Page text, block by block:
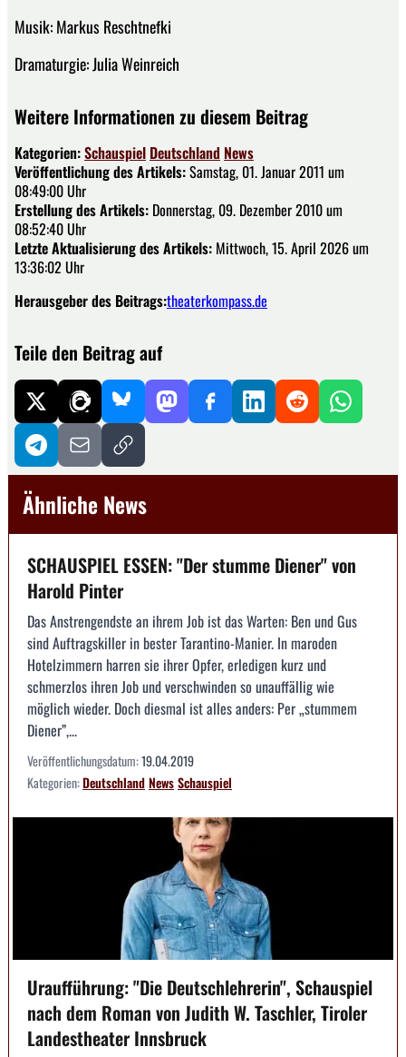
Musik: Markus Reschtnefki
Dramaturgie: Julia Weinreich
Weitere Informationen zu diesem Beitrag
Kategorien:Schauspiel Deutschland News
Veröffentlichung des Artikels:Samstag, 01. Januar 2011 um
08:49:00 Uhr
Erstellung des Artikels: Donnerstag, 09. Dezember 2010 um
08:52:40 Uhr
Letzte Aktualisierung des Artikels: Mittwoch, 15. April 2026 um
13:36:02 Uhr
Herausgeber des Beitrags:theaterkompass.de
Teile den Beitrag auf
Ähnliche News
SCHAUSPIEL ESSEN: "Der stumme Diener" von
Harold Pinter
Das Anstrengendste an ihrem Job ist das Warten: Ben und Gus
sind Auftragskiller in bester Tarantino-Manier. In maroden
Hotelzimmern harren sie ihrer Opfer, erledigen kurz und
schmerzlos ihren Job und verschwinden so unauffällig wie
möglich wieder. Doch diesmal ist alles anders: Per „stummem
Diener”,...
Veröffentlichungsdatum:19.04.2019
Kategorien:DeutschlandNewsSchauspiel
Uraufführung: "Die Deutsch­lehrerin", Schauspiel
nach dem Roman von Judith W. Taschler, Tiroler
Landestheater Innsbruck